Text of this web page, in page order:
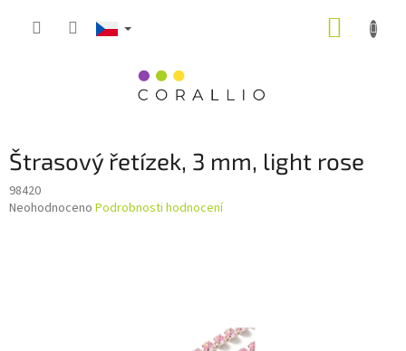
Štrasový řetízek, 3 mm, light rose
98420
Průměrné
Neohodnoceno Podrobnosti hodnocení